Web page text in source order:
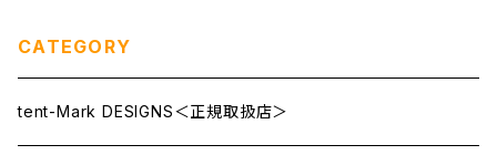
CATEGORY
tent-Mark DESIGNS＜正規取扱店＞